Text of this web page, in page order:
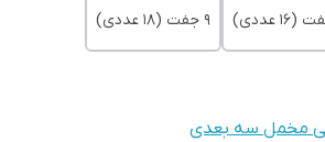
9 جفت (18 عددی)
مخمل سه بعدی